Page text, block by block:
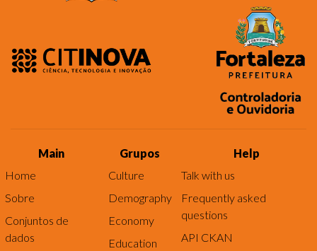
Main
Home
Sobre
Conjuntos de
dados
Grupos
Culture
Demography
Economy
Education
Help
Talk with us
Frequently asked
questions
API CKAN